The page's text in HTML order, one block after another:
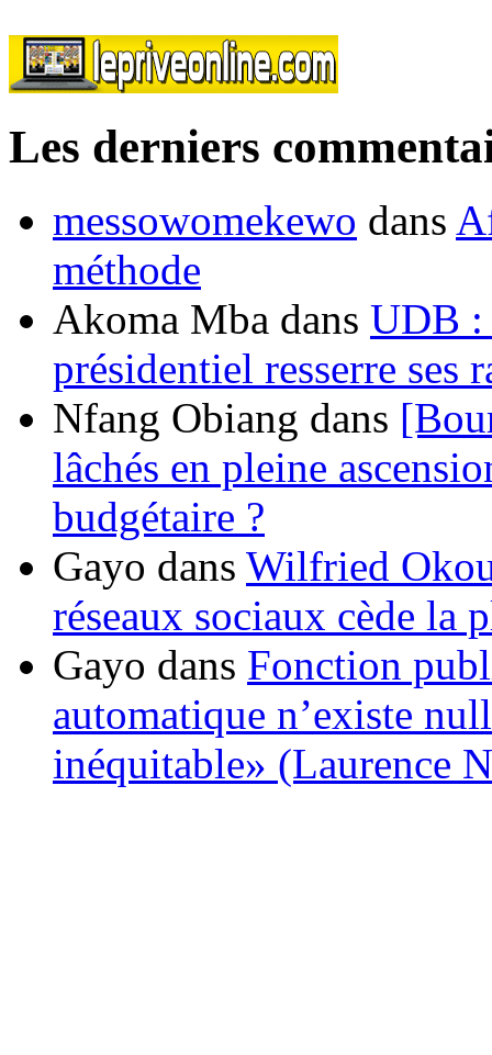
Les derniers
messowomekewo dans
méthode
Akoma Mba dans UDB :
présidentiel resserre ses
Nfang Obiang dans
lâchés en pleine
budgétaire ?
Gayo dans Wilfried
réseaux sociaux cède la
Gayo dans Fonction
automatique n’existe
inéquitable» (Laurence